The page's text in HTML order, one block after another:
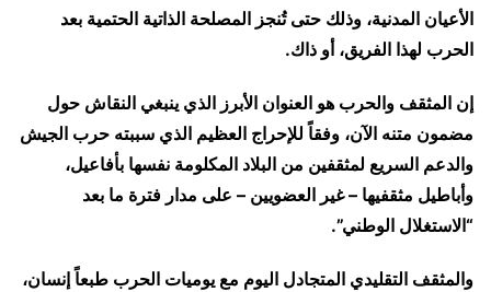
الأعيان المدنية، وذلك حتى تُنجز المصلحة الذاتية الحتمية بعد
الحرب لهذا الفريق، أو ذاك.
إن المثقف والحرب هو العنوان الأبرز الذي ينبغي النقاش حول
مضمون متنه الآن، وفقاً للإحراج العظيم الذي سببته حرب الجيش
والدعم السريع لمثقفين من البلاد المكلومة نفسها بأفاعيل،
وأباطيل مثقفيها – غير العضويين – على مدار فترة ما بعد
“الاستغلال الوطني”.
والمثقف التقليدي المتجادل اليوم مع يوميات الحرب طبعاً إنسان،